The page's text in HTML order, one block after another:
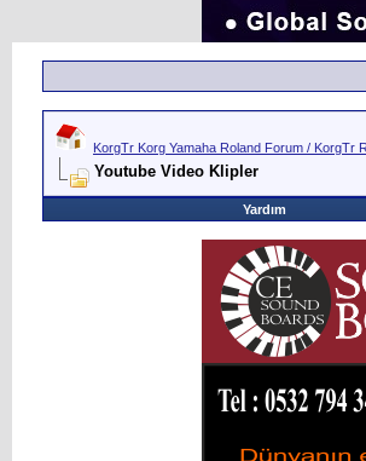
KorgTr Korg Yamaha Roland Forum / KorgTr
Youtube Video Klipler
Yardım